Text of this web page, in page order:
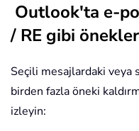
Outlook'ta e-
/ RE gibi
Seçili mesajlardaki
birden fazla öneki
izleyin: